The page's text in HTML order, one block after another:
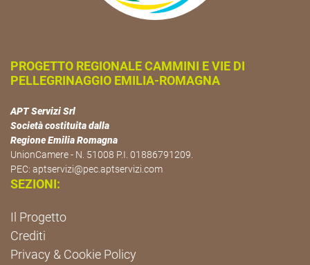
PROGETTO REGIONALE CAMMINI E VIE DI
PELLEGRINAGGIO EMILIA-ROMAGNA
APT Servizi Srl
Società costituita dalla
Regione Emilia Romagna
UnionCamere - N. 51008 P.I. 01886791209.
PEC: aptservizi@pec.aptservizi.com
SEZIONI:
Il Progetto
Crediti
Privacy & Cookie Policy